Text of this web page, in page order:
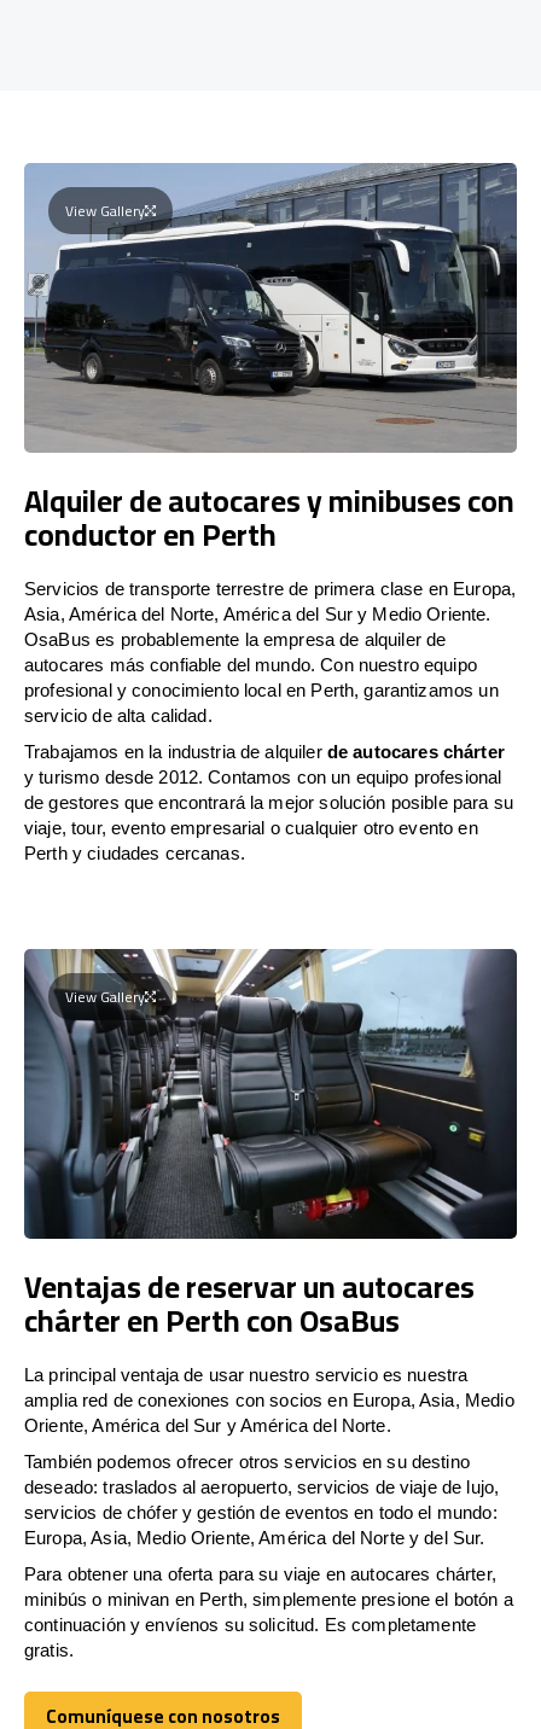
View Gallery
Alquiler de autocares y minibuses con
conductor en Perth
Servicios de transporte terrestre de primera clase en Europa,
Asia, América del Norte, América del Sur y Medio Oriente.
OsaBus es probablemente la empresa de alquiler de
autocares más confiable del mundo. Con nuestro equipo
profesional y conocimiento local en Perth, garantizamos un
servicio de alta calidad.
Trabajamos en la industria de alquiler de autocares chárter
y turismo desde 2012. Contamos con un equipo profesional
de gestores que encontrará la mejor solución posible para su
viaje, tour, evento empresarial o cualquier otro evento en
Perth y ciudades cercanas.
View Gallery
Ventajas de reservar un autocares
chárter en Perth con OsaBus
La principal ventaja de usar nuestro servicio es nuestra
amplia red de conexiones con socios en Europa, Asia, Medio
Oriente, América del Sur y América del Norte.
También podemos ofrecer otros servicios en su destino
deseado: traslados al aeropuerto, servicios de viaje de lujo,
servicios de chófer y gestión de eventos en todo el mundo:
Europa, Asia, Medio Oriente, América del Norte y del Sur.
Para obtener una oferta para su viaje en autocares chárter,
minibús o minivan en Perth, simplemente presione el botón a
continuación y envíenos su solicitud. Es completamente
gratis.
Comuníquese con nosotros